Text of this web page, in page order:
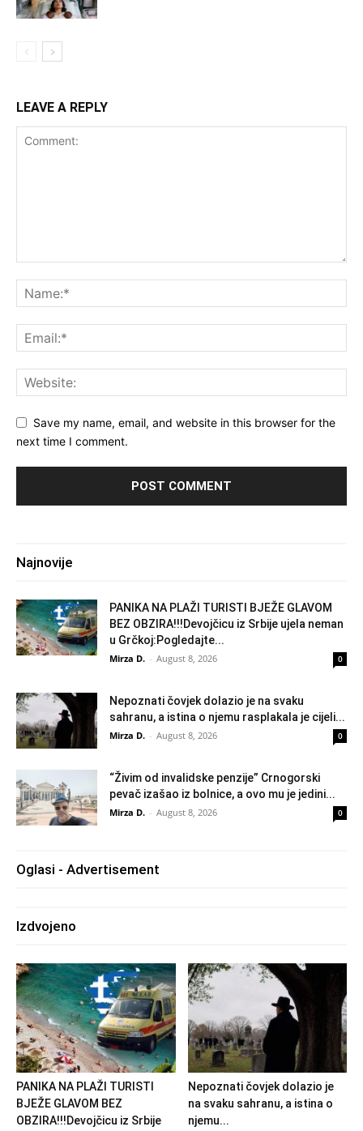
LEAVE A REPLY
Save my name, email, and website in this browser for the
next time I comment.
Najnovije
PANIKA NA PLAŽI TURISTI BJEŽE GLAVOM
BEZ OBZIRA!!!Devojčicu iz Srbije ujela neman
u Grčkoj:Pogledajte...
Mirza D. - August 8, 2026 0
Nepoznati čovjek dolazio je na svaku
sahranu, a istina o njemu rasplakala je cijeli...
Mirza D. - August 8, 2026 0
“Živim od invalidske penzije” Crnogorski
pevač izašao iz bolnice, a ovo mu je jedini...
Mirza D. - August 8, 2026 0
Oglasi - Advertisement
Izdvojeno
PANIKA NA PLAŽI TURISTI
BJEŽE GLAVOM BEZ
OBZIRA!!!Devojčicu iz Srbije
Nepoznati čovjek dolazio je
na svaku sahranu, a istina o
njemu...